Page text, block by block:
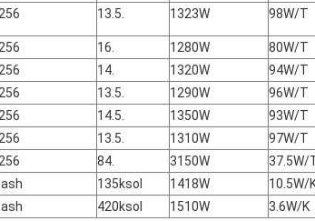
13.5. 1323W 98W/T
16. 1280W 80W/T
14. 1320W 94W/T
13.5. 1290W 96W/T
14.5. 1350W 93W/T
13.5. 1310W 97W/T
84. 3150W 37.5W/
135ksol 1418W 10.5W/
420ksol 1510W 3.6W/K